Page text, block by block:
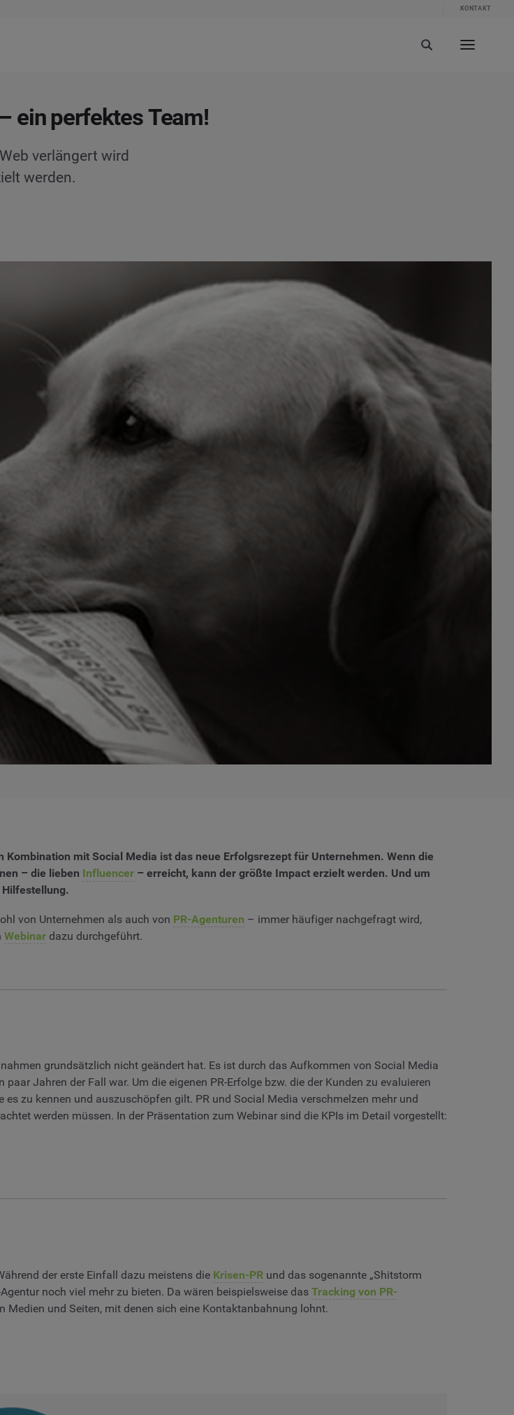
KONTAKT
ein perfektes Team!
verlängert wird
werden.
mit Social Media ist das neue Erfolgsrezept für Unternehmen. Wenn die
– die lieben Influencer – erreicht, kann der größte Impact erzielt werden. Und um
von Unternehmen als auch von PR-Agenturen – immer häufiger nachgefragt wird,
Webinar dazu durchgeführt.
grundsätzlich nicht geändert hat. Es ist durch das Aufkommen von Social Media
Jahren der Fall war. Um die eigenen PR-Erfolge bzw. die der Kunden zu evaluieren
zu kennen und auszuschöpfen gilt. PR und Social Media verschmelzen mehr und
werden müssen. In der Präsentation zum Webinar sind die KPIs im Detail vorgestellt:
der erste Einfall dazu meistens die Krisen-PR und das sogenannte „Shitstorm
noch viel mehr zu bieten. Da wären beispielsweise das Tracking von PR-
Medien und Seiten, mit denen sich eine Kontaktanbahnung lohnt.